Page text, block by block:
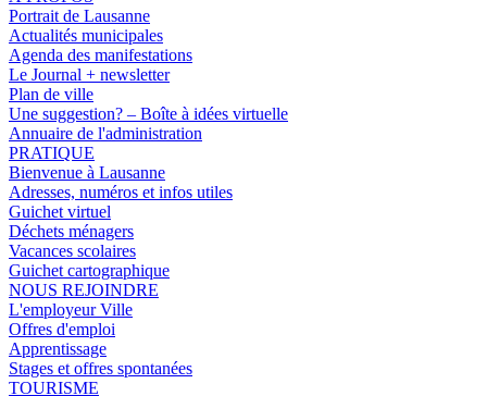
Portrait de Lausanne
Actualités municipales
Agenda des manifestations
Le Journal + newsletter
Plan de ville
Une suggestion? – Boîte à idées virtuelle
Annuaire de l'administration
PRATIQUE
Bienvenue à Lausanne
Adresses, numéros et infos utiles
Guichet virtuel
Déchets ménagers
Vacances scolaires
Guichet cartographique
NOUS REJOINDRE
L'employeur Ville
Offres d'emploi
Apprentissage
Stages et offres spontanées
TOURISME